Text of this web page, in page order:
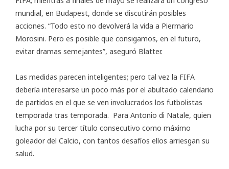
mundial, en Budapest, donde se discutirán posibles
acciones. “Todo esto no devolverá la vida a Piermario
Morosini. Pero es posible que consigamos, en el futuro,
evitar dramas semejantes”, aseguró Blatter.
Las medidas parecen inteligentes; pero tal vez la FIFA
debería interesarse un poco más por el abultado calendario
de partidos en el que se ven involucrados los futbolistas
temporada tras temporada. Para Antonio di Natale, quien
lucha por su tercer título consecutivo como máximo
goleador del Calcio, con tantos desafíos ellos arriesgan su
salud.